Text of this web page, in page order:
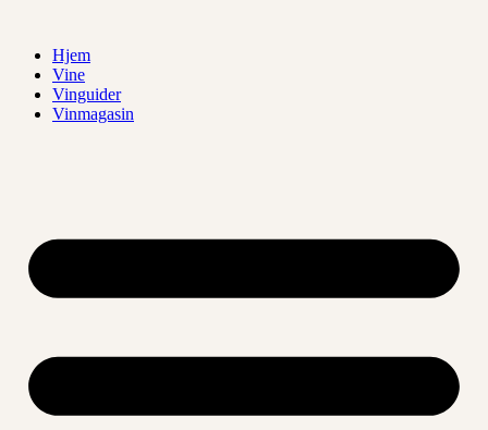
indholdHjem
Vine
Vinguider
Vinmagasin